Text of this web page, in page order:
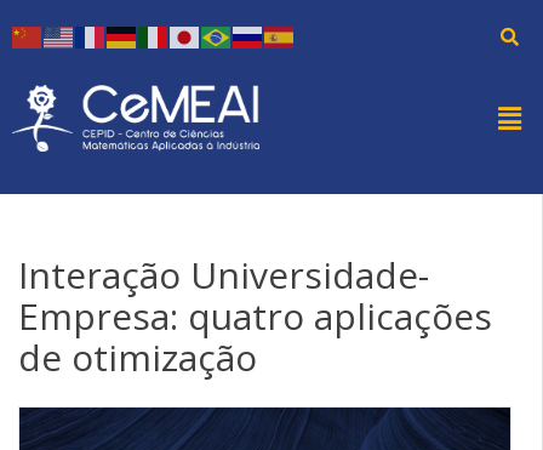
Interação Universidade-
Empresa: quatro aplicações
de otimização